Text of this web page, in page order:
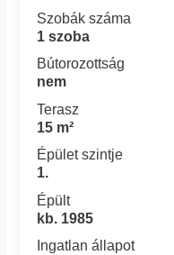
Szobák száma
1 szoba
Bútorozottság
nem
Terasz
15 m²
Épület szintje
1.
Épült
kb. 1985
Ingatlan állapot